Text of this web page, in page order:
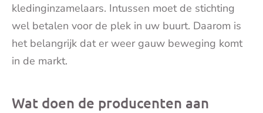
kledinginzamelaars. Intussen moet de stichting
wel betalen voor de plek in uw buurt. Daarom is
het belangrijk dat er weer gauw beweging komt
in de markt.
Wat doen de producenten aan